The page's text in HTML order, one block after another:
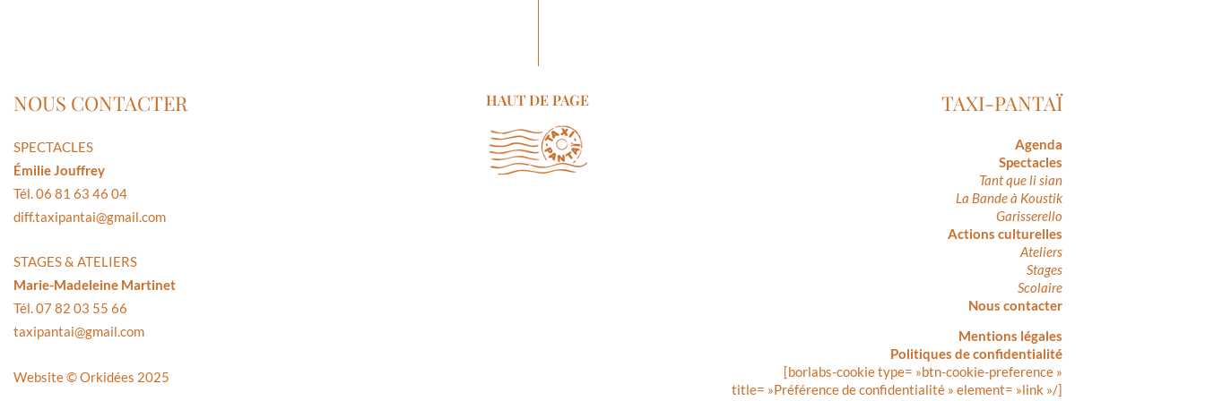
NOUS CONTACTER
SPECTACLES
Émilie Jouffrey
Tél. 06 81 63 46 04
diff.taxipantai@gmail.com
STAGES & ATELIERS
Marie-Madeleine Martinet
Tél. 07 82 03 55 66
taxipantai@gmail.com
Website ©Orkidées 2025
HAUT DE PAGE TAXI-PANTAÏ
Agenda
Spectacles
Tant que li sian
La Bande à Koustik
Garisserello
Actions culturelles
Ateliers
Stages
Scolaire
Nous contacter
Mentions légales
Politiques de confidentialité
[borlabs-cookie type= »btn-cookie-preference »
title= »Préférence de confidentialité » element= »link »/]